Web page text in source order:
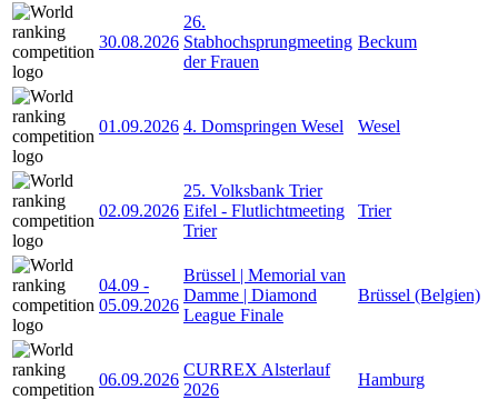
30.08.2026
26.
Stabhochsprungmeeting
der Frauen
Beckum
01.09.2026 4. Domspringen Wesel Wesel
02.09.2026
25. Volksbank Trier
Eifel - Flutlichtmeeting
Trier
Trier
04.09 -
05.09.2026
Brüssel | Memorial van
Damme | Diamond
League Finale
Brüssel (Belgien)
06.09.2026
CURREX Alsterlauf
2026
Hamburg